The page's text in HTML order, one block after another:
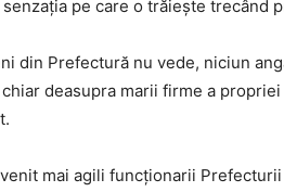
pe care o trăiește trecând
din Prefectură nu vede, niciun
deasupra marii firme a
mai agili funcționarii